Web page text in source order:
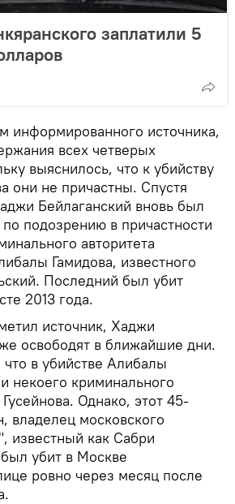
заплатили 5
информированного источника,
всех четверых
выяснилось, что к убийству
они не причастны. Спустя
Бейлаганский вновь был
подозрению в причастности
авторитета
Гамидова, известного
Последний был убит
2013 года.
источник, Хаджи
освободят в ближайшие дни.
в убийстве Алибалы
некоего криминального
Однако, этот 45-
владелец московского
известный как Сабри
убит в Москве
ровно через месяц после